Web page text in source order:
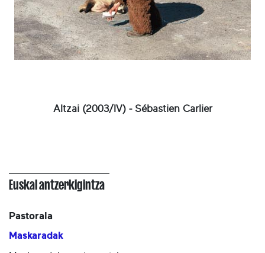
Altzai (2003/IV) - Sébastien Carlier
Euskal antzerkigintza
Pastorala
Maskaradak